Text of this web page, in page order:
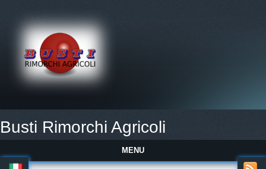
Busti Rimorchi Agricoli
MENU